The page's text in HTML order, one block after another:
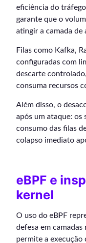
eficiência do
garante que o
atingir a camada de
Filas como Kafka,
configuradas com
descarte
consuma recursos
Além disso, o
após um ataque: os
consumo das filas
colapso imediato
eBPF e
kernel
O uso do eBPF
defesa em camadas
permite a execução